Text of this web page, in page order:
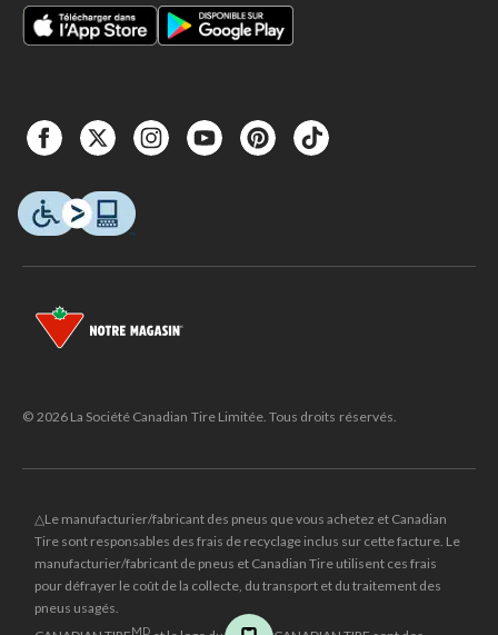
© 2026 La Société Canadian Tire Limitée. Tous droits réservés.
△Le manufacturier/fabricant des pneus que vous achetez et Canadian
Tire sont responsables des frais de recyclage inclus sur cette facture. Le
manufacturier/fabricant de pneus et Canadian Tire utilisent ces frais
pour défrayer le coût de la collecte, du transport et du traitement des
pneus usagés.
MD